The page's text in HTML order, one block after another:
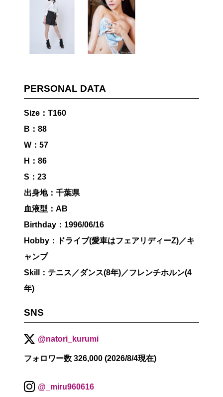
PERSONAL DATA
Size：T160
B：88
W：57
H：86
S：23
出身地：千葉県
血液型：AB
Birthday：1996/06/16
Hobby：ドライブ(愛車はフェアリディーZ)／キ
ャンプ
Skill：テニス／ダンス(8年)／フレンチホルン(4
年)
SNS
@natori_kurumi
フォロワー数 326,000 (2026/8/4現在)
@_miru960616